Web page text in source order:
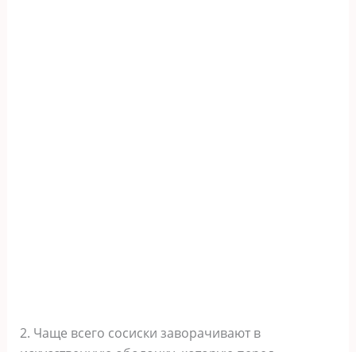
2. Чаще всего сосиски заворачивают в